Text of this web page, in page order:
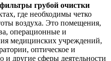
грубой очистки
где необходимы четко
воздуха. Это помещения,
операционные и
медицинских учреждений,
оптическое и
и другие сферы деятельности